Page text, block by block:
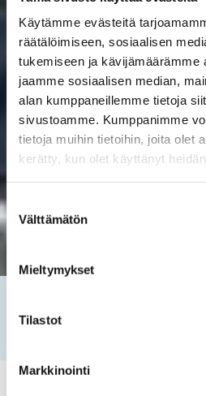
Käytämme evästeitä
räätälöimiseen, sosiaalisen
tukemiseen ja kävijämäärämme
jaamme sosiaalisen median,
alan kumppaneillemme tietoja
sivustoamme. Kumppanimme
tietoja muihin tietoihin, joita olet
kerätty, kun olet käyttänyt
Suostumuksen
valinta
Välttämätön
Mieltymykset
Tilastot
Markkinointi
KKV, Kaupan liitto ja Suomen
kuluttajasuhde on yrityksen ja